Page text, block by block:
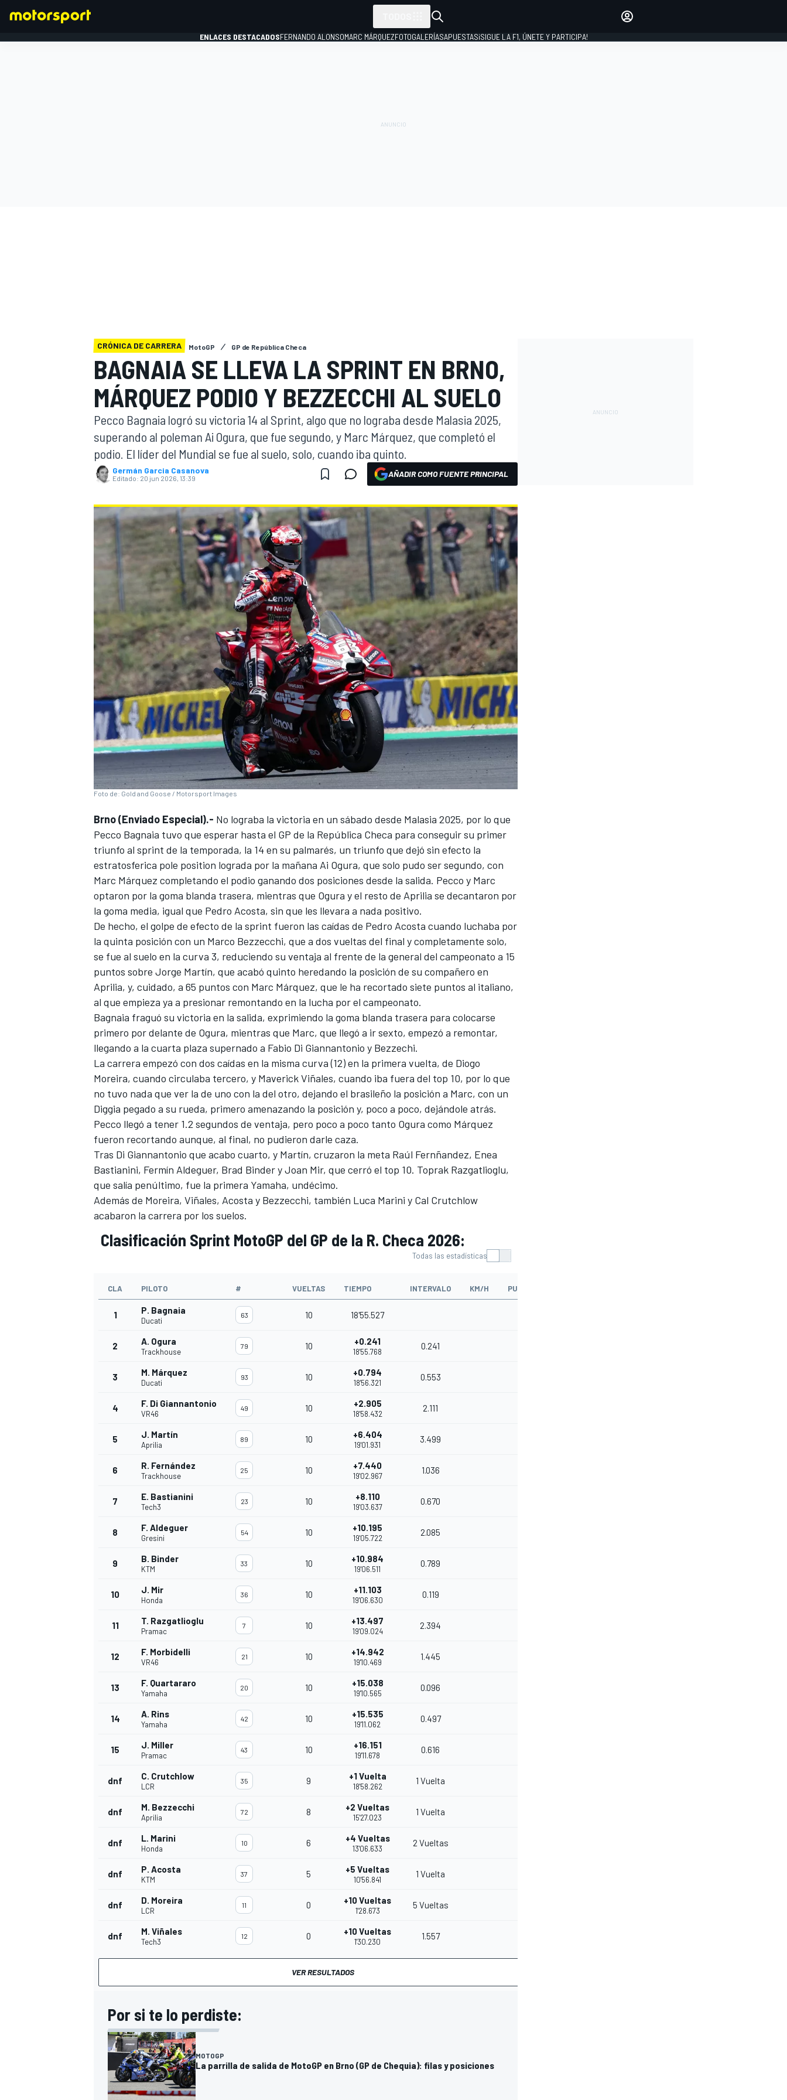
WEC FÓRMULA E
MÁS CATEGORÍAS
ENLACES DESTACADOSFERNANDO ALONSOMARC MÁRQUEZFOTOGALERÍASAPUESTAS¡SIGUE LA F1, ÚNETE Y PARTICIPA!
CRÓNICA DE CARRERA MotoGP GP de República Checa
BAGNAIA SE LLEVA LA SPRINT EN BRNO,
MÁRQUEZ PODIO Y BEZZECCHI AL SUELO
Pecco Bagnaia logró su victoria 14 al Sprint, algo que no lograba desde Malasia 2025,
superando al poleman Ai Ogura, que fue segundo, y Marc Márquez, que completó el
podio. El líder del Mundial se fue al suelo, solo, cuando iba quinto.
Germán Garcia Casanova
Editado: 20 jun 2026, 13:39 AÑADIR COMO FUENTE PRINCIPAL
Foto de: Gold and Goose / Motorsport Images
Brno (Enviado Especial).- No lograba la victoria en un sábado desde Malasia 2025, por lo que
Pecco Bagnaia tuvo que esperar hasta el GP de la República Checa para conseguir su primer
triunfo al sprint de la temporada, la 14 en su palmarés, un triunfo que dejó sin efecto la
estratosferica pole position lograda por la mañana Ai Ogura, que solo pudo ser segundo, con
Marc Márquez completando el podio ganando dos posiciones desde la salida. Pecco y Marc
optaron por la goma blanda trasera, mientras que Ogura y el resto de Aprilia se decantaron por
la goma media, igual que Pedro Acosta, sin que les llevara a nada positivo.
De hecho, el golpe de efecto de la sprint fueron las caídas de Pedro Acosta cuando luchaba por
la quinta posición con un Marco Bezzecchi, que a dos vueltas del final y completamente solo,
se fue al suelo en la curva 3, reduciendo su ventaja al frente de la general del campeonato a 15
puntos sobre Jorge Martín, que acabó quinto heredando la posición de su compañero en
Aprilia, y, cuidado, a 65 puntos con Marc Márquez, que le ha recortado siete puntos al italiano,
al que empieza ya a presionar remontando en la lucha por el campeonato.
Bagnaia fraguó su victoria en la salida, exprimiendo la goma blanda trasera para colocarse
primero por delante de Ogura, mientras que Marc, que llegó a ir sexto, empezó a remontar,
llegando a la cuarta plaza supernado a Fabio Di Giannantonio y Bezzechi.
La carrera empezó con dos caídas en la misma curva (12) en la primera vuelta, de Diogo
Moreira, cuando circulaba tercero, y Maverick Viñales, cuando iba fuera del top 10, por lo que
no tuvo nada que ver la de uno con la del otro, dejando el brasileño la posición a Marc, con un
Diggia pegado a su rueda, primero amenazando la posición y, poco a poco, dejándole atrás.
Pecco llegó a tener 1.2 segundos de ventaja, pero poco a poco tanto Ogura como Márquez
fueron recortando aunque, al final, no pudieron darle caza.
Tras Di Giannantonio que acabo cuarto, y Martín, cruzaron la meta Raúl Fernñandez, Enea
Bastianini, Fermín Aldeguer, Brad BinderyJoan Mir, que cerró el top 10. Toprak Razgatlioglu,
que salía penúltimo, fue la primera Yamaha, undécimo.
Además de Moreira, Viñales, Acosta y Bezzecchi, también Luca Marini y Cal Crutchlow
acabaron la carrera por los suelos.
Clasificación Sprint MotoGP del GP de la R. Checa 2026:
Todas las estadísticas
CLA PILOTO # VUELTAS TIEMPO INTERVALO KM/H PUNTOS
1 P. Bagnaia
Ducati
63 10 18'55.527
2 A. Ogura
Trackhouse
79 10 +0.241
18'55.768
0.241
3 M. Márquez
Ducati
93 10 +0.794
18'56.321
0.553
4 F. Di Giannantonio
VR46
49 10 +2.905
18'58.432
2.111
5 J. Martín
Aprilia
89 10 +6.404
19'01.931
3.499
6 R. Fernández
Trackhouse
25 10 +7.440
19'02.967
1.036
7 E. Bastianini
Tech3
23 10 +8.110
19'03.637
0.670
8 F. Aldeguer
Gresini
54 10 +10.195
19'05.722
2.085
9 B. Binder
KTM
33 10 +10.984
19'06.511
0.789
10 J. Mir
Honda
36 10 +11.103
19'06.630
0.119
11 T. Razgatlioglu
Pramac
7 10 +13.497
19'09.024
2.394
12 F. Morbidelli
VR46
21 10 +14.942
19'10.469
1.445
13 F. Quartararo
Yamaha
20 10 +15.038
19'10.565
0.096
14 A. Rins
Yamaha
42 10 +15.535
19'11.062
0.497
15 J. Miller
Pramac
43 10 +16.151
19'11.678
0.616
dnf C. Crutchlow
LCR
35 9 +1 Vuelta
18'58.262
1 Vuelta
dnf M. Bezzecchi
Aprilia
72 8 +2 Vueltas
15'27.023
1 Vuelta
dnf L. Marini
Honda
10 6 +4 Vueltas
13'06.633
2 Vueltas
dnf P. Acosta
KTM
37 5 +5 Vueltas
10'56.841
1 Vuelta
dnf D. Moreira
LCR
11 0 +10 Vueltas
1'28.673
5 Vueltas
dnf M. Viñales
Tech3
12 0 +10 Vueltas
1'30.230
1.557
VER RESULTADOS
Por si te lo perdiste:
MOTOGP
La parrilla de salida de MotoGP en Brno (GP de Chequia): filas y posiciones